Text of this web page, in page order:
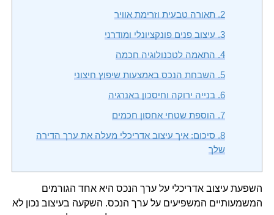
2. תאורה טבעית וזרימת אוויר
3. עיצוב פנים פונקציונלי ומודרני
4. התאמה לטכנולוגיה חכמה
5. השבחת הנכס באמצעות שיפוץ חיצוני
6. בנייה ירוקה וחיסכון באנרגיה
7. הוספת שטחי אחסון חכמים
8. סיכום: איך עיצוב אדריכלי מעלה את ערך הדירה
שלך
השפעת עיצוב אדריכלי על ערך הנכס היא אחד הגורמים
המשמעותיים המשפיעים על ערך הנכס. השקעה בעיצוב נכון לא